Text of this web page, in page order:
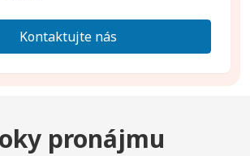
Kontaktujte nás
pronájmu